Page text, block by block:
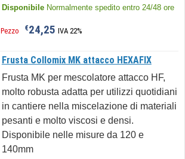
Disponibile Normalmente spedito entro 24/48 ore
Pezzo €24,25 IVA 22%
Frusta Collomix MK attacco HEXAFIX
Frusta MK per mescolatore attacco HF,
molto robusta adatta per utilizzi quotidiani
in cantiere nella miscelazione di materiali
pesanti e molto viscosi e densi.
Disponibile nelle misure da 120 e
140mm